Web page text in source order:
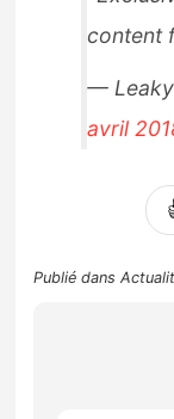
content
—
avril
Publié dans